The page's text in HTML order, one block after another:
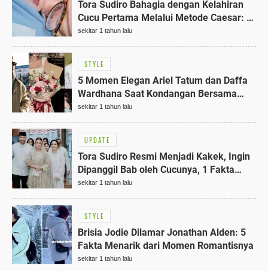
Tora Sudiro Bahagia dengan Kelahiran
Cucu Pertama Melalui Metode Caesar: 1
Fakta Unik
sekitar 1 tahun lalu
STYLE
5 Momen Elegan Ariel Tatum dan Daffa
Wardhana Saat Kondangan Bersama
Calon Mertua, Serasi Banget!
sekitar 1 tahun lalu
UPDATE
Tora Sudiro Resmi Menjadi Kakek, Ingin
Dipanggil Bab oleh Cucunya, 1 Fakta
Menarik
sekitar 1 tahun lalu
STYLE
Brisia Jodie Dilamar Jonathan Alden: 5
Fakta Menarik dari Momen Romantisnya
sekitar 1 tahun lalu